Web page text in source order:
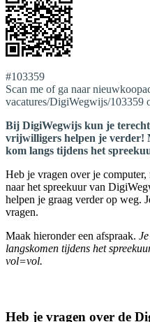
#103359
Scan me of ga naar
vacatures/DigiWegwijs/103359
Bij DigiWegwijs kun je
vrijwilligers helpen je verder!
kom langs tijdens het
Heb je vragen over je
naar het spreekuur van
helpen je graag verder op weg.
vragen.
Maak hieronder een afspraak.
langskomen tijdens het
vol=vol.
Heb je vragen over de